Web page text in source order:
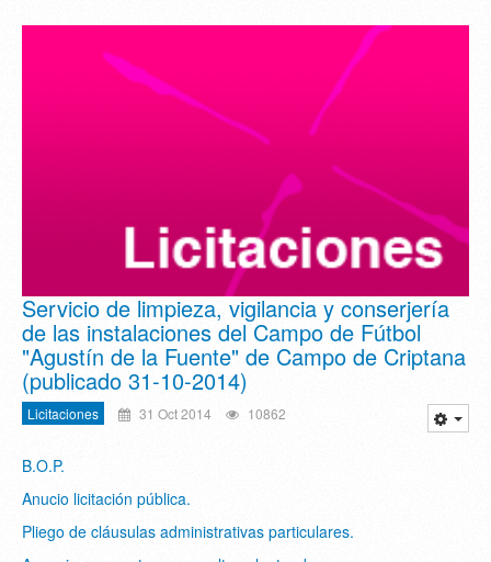
Servicio de limpieza, vigilancia y conserjería
de las instalaciones del Campo de Fútbol
"Agustín de la Fuente" de Campo de Criptana
(publicado 31-10-2014)
Licitaciones 31 Oct 2014 10862
B.O.P.
Anucio licitación pública.
Pliego de cláusulas administrativas particulares.